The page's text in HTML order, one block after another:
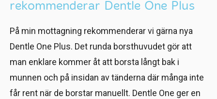
rekommenderar Dentle One Plus
På min mottagning rekommenderar vi gärna nya
Dentle One Plus. Det runda borsthuvudet gör att
man enklare kommer åt att borsta långt bak i
munnen och på insidan av tänderna där många inte
får rent när de borstar manuellt. Dentle One ger en